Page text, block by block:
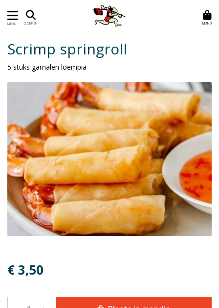
MENU ZOEKEN MAND
Scrimp springroll
5 stuks garnalen loempia
€ 3,50